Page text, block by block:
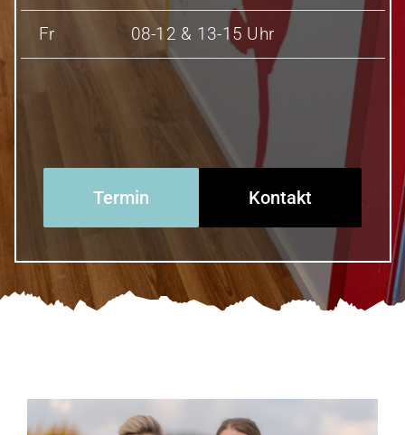
Fr 08-12 & 13-15 Uhr
Termin Kontakt